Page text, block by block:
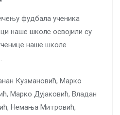
фудбала ученика
наше школе освојили су
наше школе
Кузмановић, Марко
Марко Дујаковић, Владан
Немања Митровић,